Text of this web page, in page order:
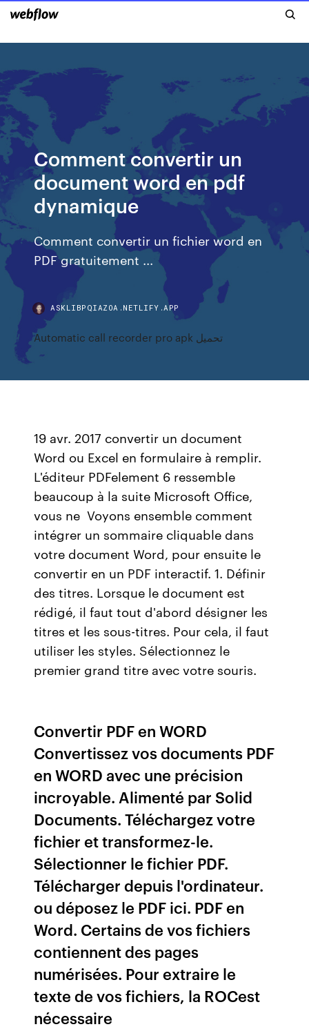
Comment convertir un
document word en pdf
dynamique
Comment convertir un fichier word en
PDF gratuitement ...
ASKLIBPQIAZOA.NETLIFY.APP
Automatic call recorder pro apk تحميل
19 avr. 2017 convertir un document
Word ou Excel en formulaire à remplir.
L'éditeur PDFelement 6 ressemble
beaucoup à la suite Microsoft Office,
vous ne Voyons ensemble comment
intégrer un sommaire cliquable dans
votre document Word, pour ensuite le
convertir en un PDF interactif. 1. Définir
des titres. Lorsque le document est
rédigé, il faut tout d'abord désigner les
titres et les sous-titres. Pour cela, il faut
utiliser les styles. Sélectionnez le
premier grand titre avec votre souris.
Convertir PDF en WORD
Convertissez vos documents PDF
en WORD avec une précision
incroyable. Alimenté par Solid
Documents. Téléchargez votre
fichier et transformez-le.
Sélectionner le fichier PDF.
Télécharger depuis l'ordinateur.
ou déposez le PDF ici. PDF en
Word. Certains de vos fichiers
contiennent des pages
numérisées. Pour extraire le
texte de vos fichiers, la ROCest
nécessaire